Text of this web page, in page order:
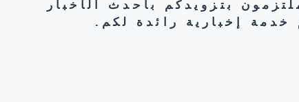
بتزويدكم بأحدث الأخبار
إخبارية رائدة لكم.